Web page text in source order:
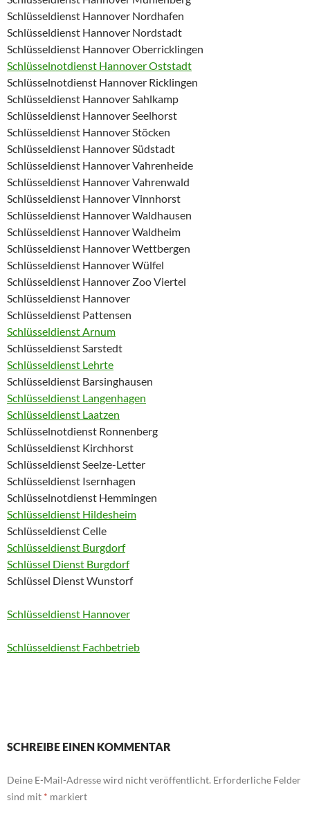
Schlüsseldienst Hannover Nordhafen
Schlüsseldienst Hannover Nordstadt
Schlüsseldienst Hannover Oberricklingen
Schlüsselnotdienst Hannover Oststadt
Schlüsselnotdienst Hannover Ricklingen
Schlüsseldienst Hannover Sahlkamp
Schlüsseldienst Hannover Seelhorst
Schlüsseldienst Hannover Stöcken
Schlüsseldienst Hannover Südstadt
Schlüsseldienst Hannover Vahrenheide
Schlüsseldienst Hannover Vahrenwald
Schlüsseldienst Hannover Vinnhorst
Schlüsseldienst Hannover Waldhausen
Schlüsseldienst Hannover Waldheim
Schlüsseldienst Hannover Wettbergen
Schlüsseldienst Hannover Wülfel
Schlüsseldienst Hannover Zoo Viertel
Schlüsseldienst Hannover
Schlüsseldienst Pattensen
Schlüsseldienst Arnum
Schlüsseldienst Sarstedt
Schlüsseldienst Lehrte
Schlüsseldienst Barsinghausen
Schlüsseldienst Langenhagen
Schlüsseldienst Laatzen
Schlüsselnotdienst Ronnenberg
Schlüsseldienst Kirchhorst
Schlüsseldienst Seelze-Letter
Schlüsseldienst Isernhagen
Schlüsselnotdienst Hemmingen
Schlüsseldienst Hildesheim
Schlüsseldienst Celle
Schlüsseldienst Burgdorf
Schlüssel Dienst Burgdorf
Schlüssel Dienst Wunstorf
Schlüsseldienst Hannover
Schlüsseldienst Fachbetrieb
SCHREIBE EINEN KOMMENTAR
Deine E-Mail-Adresse wird nicht veröffentlicht. Erforderliche Felder
sind mit * markiert